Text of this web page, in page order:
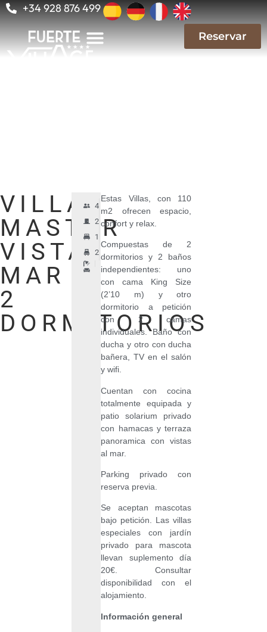
+34 928 876 499
Reservar
Reservar
VILLA
MASTER
VISTA
MAR
2
DORMITORIOS
4
2
1
2
Estas Villas, con 110
m2 ofrecen espacio,
confort y relax.
Compuestas de 2
dormitorios y 2 baños
independientes: uno
con cama King Size
(2’10 m) y otro
dormitorio a petición
con 2 camas
individuales. Baño con
ducha y otro con ducha
bañera, TV en el salón
y wifi.
Cuentan con cocina
totalmente equipada y
patio solarium privado
con hamacas y terraza
panoramica con vistas
al mar.
Parking privado con
reserva previa.
Se aceptan mascotas
bajo petición. Las villas
especiales con jardín
privado para mascota
llevan suplemento día
20€. Consultar
disponibilidad con el
alojamiento.
lnformación general